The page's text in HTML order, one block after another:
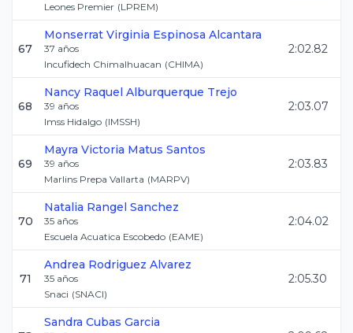
Leones Premier (LPREM)
67
Monserrat Virginia Espinosa Alcantara
37 años
Incufidech Chimalhuacan (CHIMA)
2:02.82
68
Nancy Raquel Alburquerque Trejo
39 años
Imss Hidalgo (IMSSH)
2:03.07
69
Mayra Victoria Matus Santos
39 años
Marlins Prepa Vallarta (MARPV)
2:03.83
70
Natalia Rangel Sanchez
35 años
Escuela Acuatica Escobedo (EAME)
2:04.02
71
Andrea Rodriguez Alvarez
35 años
Snaci (SNACI)
2:05.30
Sandra Cubas Garcia